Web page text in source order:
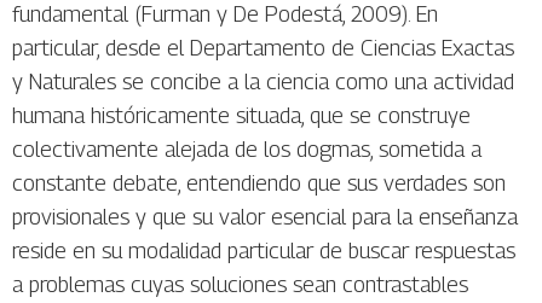
fundamental (Furman y De Podestá, 2009). En
particular, desde el Departamento de Ciencias Exactas
y Naturales se concibe a la ciencia como una actividad
humana históricamente situada, que se construye
colectivamente alejada de los dogmas, sometida a
constante debate, entendiendo que sus verdades son
provisionales y que su valor esencial para la enseñanza
reside en su modalidad particular de buscar respuestas
a problemas cuyas soluciones sean contrastables